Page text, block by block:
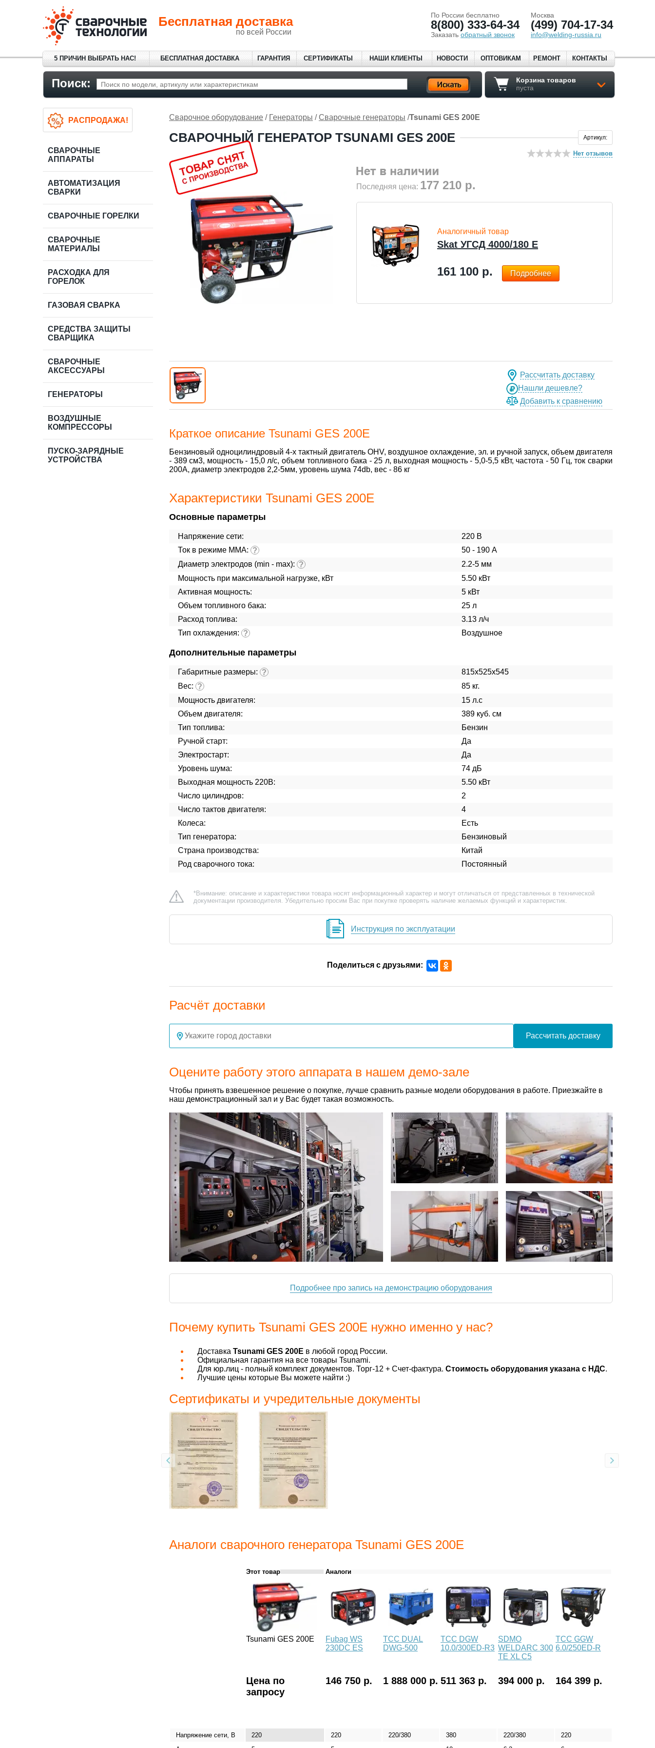
Бесплатная доставка
по всей России
По России бесплатно
8(800) 333-64-34
Заказать обратный звонок
Москва
(499) 704-17-34
info@welding-russia.ru
5 ПРИЧИН ВЫБРАТЬ НАС! БЕСПЛАТНАЯ ДОСТАВКА ГАРАНТИЯ СЕРТИФИКАТЫ НАШИ КЛИЕНТЫ НОВОСТИ ОПТОВИКАМ РЕМОНТ КОНТАКТЫ
Поиск:
Корзина товаров
пуста
Сварочное оборудование / Генераторы / Сварочные генераторы /Tsunami GES 200E
СВАРОЧНЫЙ ГЕНЕРАТОР TSUNAMI GES 200E
Нет отзывов
Артикул:
Последняя цена: 177 210 р.
Аналогичный товар
Skat УГСД 4000/180 Е
161 100 р. Подробнее
Рассчитать доставку
Нашли дешевле?
Добавить к сравнению
Краткое описание Tsunami GES 200E
Бензиновый одноцилиндровый 4-х тактный двигатель OHV, воздушное охлаждение, эл. и ручной запуск, объем двигателя
- 389 см3, мощность - 15,0 л/с, объем топливного бака - 25 л, выходная мощность - 5,0-5,5 кВт, частота - 50 Гц, ток сварки
200А, диаметр электродов 2,2-5мм, уровень шума 74db, вес - 86 кг
Характеристики Tsunami GES 200E
Основные параметры
Напряжение сети:
220 В
Ток в режиме ММА: ?
50 - 190 А
Диаметр электродов (min - max): ?
2.2-5 мм
Мощность при максимальной нагрузке, кВт
5.50 кВт
Активная мощность:
5 кВт
Объем топливного бака:
25 л
Расход топлива:
3.13 л/ч
Тип охлаждения: ? Воздушное
Дополнительные параметры
Габаритные размеры: ?
815х525х545
Вес: ?
85 кг.
Мощность двигателя:
15 л.с
Объем двигателя:
389 куб. см
Тип топлива:
Бензин
Ручной старт:
Да
Электростарт:
Да
Уровень шума:
74 дБ
Выходная мощность 220В:
5.50 кВт
Число цилиндров:
2
Число тактов двигателя:
4
Колеса:
Есть
Тип генератора:
Бензиновый
Страна производства:
Китай
Род сварочного тока:
Постоянный
*Внимание: описание и характеристики товара носят информационный характер и могут отличаться от представленных в технической
документации производителя. Убедительно просим Вас при покупке проверять наличие желаемых функций и характеристик.
Инструкция по эксплуатации
Поделиться с друзьями:
Расчёт доставки
Рассчитать доставку
Оцените работу этого аппарата в нашем демо-зале
Чтобы принять взвешенное решение о покупке, лучше сравнить разные модели оборудования в работе. Приезжайте в
наш демонстрационный зал и у Вас будет такая возможность.
Подробнее про запись на демонстрацию оборудования
Почему купить Tsunami GES 200E нужно именно у нас?
Доставка Tsunami GES 200E в любой город России.
Официальная гарантия на все товары Tsunami.
Для юр.лиц - полный комплект документов. Торг-12 + Счет-фактура. Стоимость оборудования указана с НДС.
Лучшие цены которые Вы можете найти :)
Сертификаты и учредительные документы
Аналоги сварочного генератора Tsunami GES 200E
Этот товар Аналоги
Tsunami GES 200E
Fubag WS
230DC ES
ТСС DUAL
DWG-500
ТСС DGW
10.0/300ED-R3
SDMO
WELDARC 300
TE XL C5
ТСС GGW
6.0/250ED-R
Цена по
запросу
146 750 р. 1 888 000 р. 511 363 р. 394 000 р. 164 399 р.
Напряжение сети, В 220 220 220/380 380 220/380
220
РАСПРОДАЖА!
СВАРОЧНЫЕ
АППАРАТЫ
АВТОМАТИЗАЦИЯ
СВАРКИ
СВАРОЧНЫЕ ГОРЕЛКИ
СВАРОЧНЫЕ
МАТЕРИАЛЫ
РАСХОДКА ДЛЯ
ГОРЕЛОК
ГАЗОВАЯ СВАРКА
СРЕДСТВА ЗАЩИТЫ
СВАРЩИКА
СВАРОЧНЫЕ
АКСЕССУАРЫ
ГЕНЕРАТОРЫ
ВОЗДУШНЫЕ
КОМПРЕССОРЫ
ПУСКО-ЗАРЯДНЫЕ
УСТРОЙСТВА